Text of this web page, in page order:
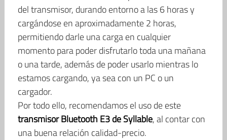
del transmisor, durando entorno a las 6 horas y
cargándose en aproximadamente 2 horas,
permitiendo darle una carga en cualquier
momento para poder disfrutarlo toda una mañana
o una tarde, además de poder usarlo mientras lo
estamos cargando, ya sea con un PC o un
cargador.
Por todo ello, recomendamos el uso de este
transmisor Bluetooth E3 de Syllable, al contar con
una buena relación calidad-precio.